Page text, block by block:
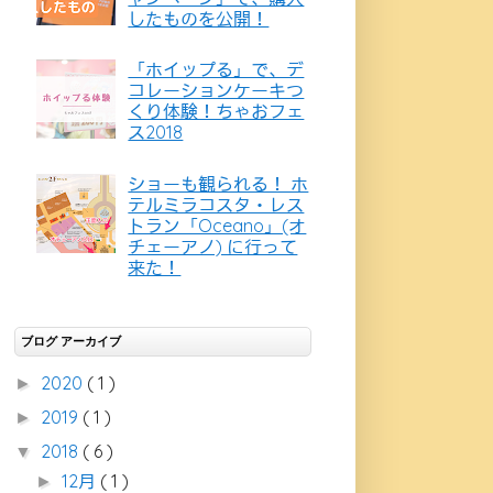
したものを公開！
「ホイップる」で、デ
コレーションケーキつ
くり体験！ちゃおフェ
ス2018
ショーも観られる！ ホ
テルミラコスタ・レス
トラン「Oceano」(オ
チェーアノ) に行って
来た！
ブログ アーカイブ
► 2020 ( 1 )
► 2019 ( 1 )
▼ 2018 ( 6 )
►12月 ( 1 )